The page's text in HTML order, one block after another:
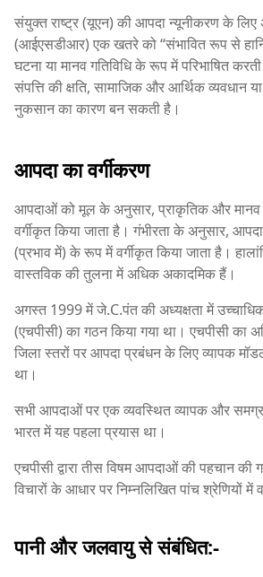
संयुक्त राष्ट्र (यूएन) की आपदा न्यूनीकरण के लिए
(आईएसडीआर) एक खतरे को “संभावित रूप से
घटना या मानव गतिविधि के रूप में परिभाषित
संपत्ति की क्षति, सामाजिक और आर्थिक व्यवधान
नुकसान का कारण बन सकती है।
आपदा का वर्गीकरण
आपदाओं को मूल के अनुसार, प्राकृतिक और मानव
वर्गीकृत किया जाता है। गंभीरता के अनुसार,
(प्रभाव में) के रूप में वर्गीकृत किया जाता है।
वास्तविक की तुलना में अधिक अकादमिक हैं।
अगस्त 1999 में जे.C.पंत की अध्यक्षता में
(एचपीसी) का गठन किया गया था। एचपीसी का
जिला स्तरों पर आपदा प्रबंधन के लिए व्यापक
था।
सभी आपदाओं पर एक व्यवस्थित व्यापक और समग्र
भारत में यह पहला प्रयास था।
एचपीसी द्वारा तीस विषम आपदाओं की पहचान की
विचारों के आधार पर निम्नलिखित पांच श्रेणियों में
पानी और जलवायु से संबंधित:-